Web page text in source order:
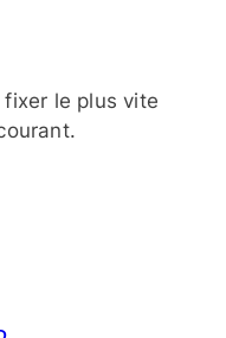
le plus vite